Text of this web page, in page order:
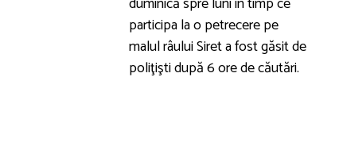
participa la o petrecere pe
malul râului Siret a fost găsit de
poliţişti după 6 ore de căutări.